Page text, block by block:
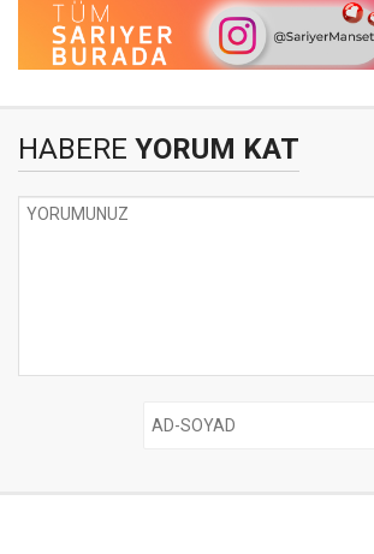
HABERE YORUM KAT